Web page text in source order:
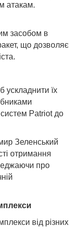
атакам.
засобом в
що дозволяє
ускладнити їх
Patriot до
Зеленський
отримання
про
від різних